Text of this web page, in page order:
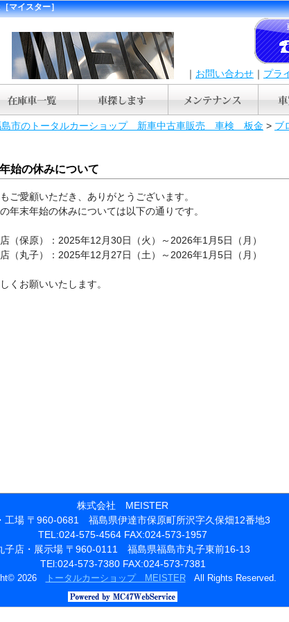
マイスター］
｜ お問い合わせ ｜ プラ
島市のトータルカーショップ 新車中古車販売 車検 板金 > ブ
始の休みについて
ご愛顧いただき、ありがとうございます。
年末年始の休みについては以下の通りです。
（保原）：2025年12月30日（火）～2026年1月5日（月）
（丸子）：2025年12月27日（土）～2026年1月5日（月）
くお願いいたします。
株式会社 MEISTER
工場 〒960-0681 福島県伊達市保原町所沢字久保畑12番地3
TEL:024-575-4564 FAX:024-573-1957
子店・展示場 〒960-0111 福島県福島市丸子東前16-13
TEl:024-573-7380 FAX:024-573-7381
2026 トータルカーショップ MEISTERAll Rights Reserved.